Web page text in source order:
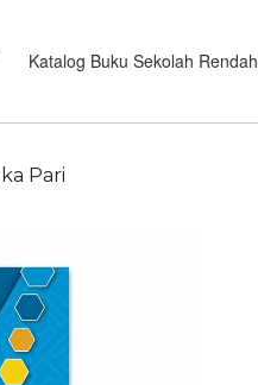
Katalog Buku Sekolah Rendah
Pari